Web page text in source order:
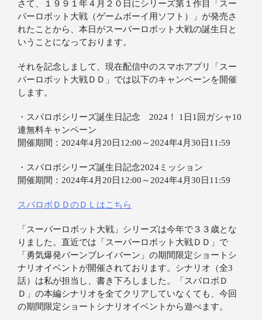
さて、１９９１年４月２０日にシリーズ第１作目「スー
パーロボット大戦（ゲームボーイ用ソフト）」が発売さ
れたことから、本日がスーパーロボット大戦の誕生日と
いうことになっております。
それを記念しまして、現在配信中のスマホアプリ「スー
パーロボット大戦ＤＤ」では以下のキャンペーンを開催
します。
・スパロボシリーズ誕生日記念 2024！ 1日1回ガシャ10
連無料キャンペーン
開催期間：2024年4月20日12:00～2024年4月30日11:59
・スパロボシリーズ誕生日記念2024ミッション
開催期間：2024年4月20日12:00～2024年4月30日11:59
スパロボＤＤのＤＬはこちら
「スーパーロボット大戦」シリーズは今年で３３歳とな
りました。直近では「スーパーロボット大戦ＤＤ」で
「勇気爆発バーンブレイバーン」の期間限定ショートシ
ナリオイベントが開催されております。シナリオ（全3
話）は私が担当し、書き下ろしました。「スパロボＤ
Ｄ」の本編シナリオを全てクリアしていなくても、今回
の期間限定ショートシナリオイベントから遊べます。